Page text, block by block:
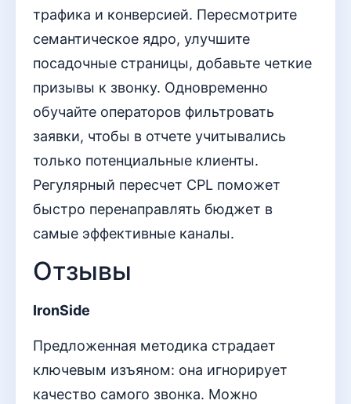
трафика и конверсией. Пересмотрите
семантическое ядро, улучшите
посадочные страницы, добавьте четкие
призывы к звонку. Одновременно
обучайте операторов фильтровать
заявки, чтобы в отчете учитывались
только потенциальные клиенты.
Регулярный пересчет CPL поможет
быстро перенаправлять бюджет в
самые эффективные каналы.
Отзывы
IronSide
Предложенная методика страдает
ключевым изъяном: она игнорирует
качество самого звонка. Можно